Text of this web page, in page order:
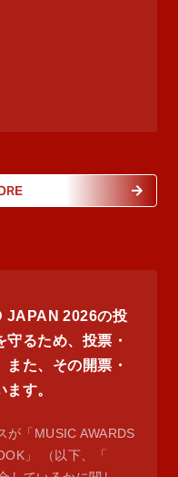
JAPAN 2026の投
るため、投票・
た、その開票・
す。
が「MUSIC AWARDS
」 （以下、「